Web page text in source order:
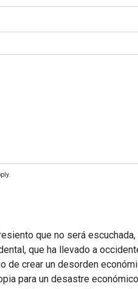
que no será
que ha llevado a
de crear un desorden
para un desastre